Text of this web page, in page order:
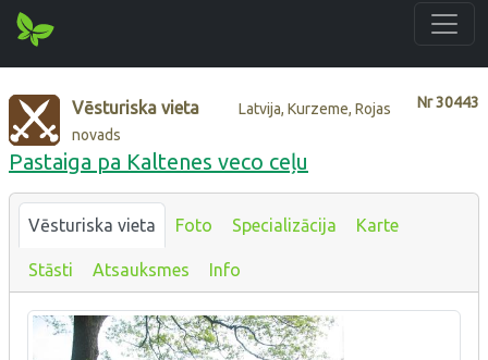
Nr30443
Vēsturiska vieta
Latvija, Kurzeme, Rojas
novads
Pastaiga pa Kaltenes veco ceļu
Vēsturiska vieta Foto Specializācija Karte
Stāsti Atsauksmes Info